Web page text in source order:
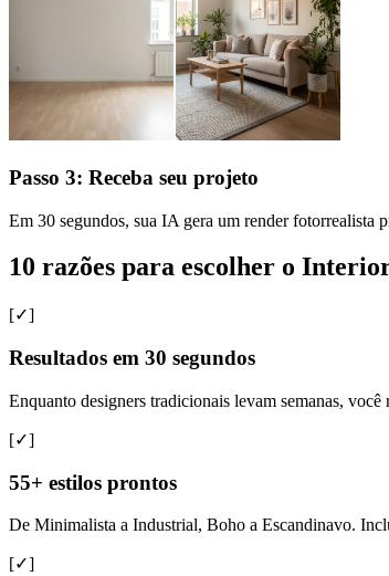
Passo 3: Receba seu projeto
Em 30 segundos, sua IA gera um render fotorrealista
10 razões para escolher o
[✓]
Resultados em 30 segundos
Enquanto designers tradicionais levam semanas,
[✓]
55+ estilos prontos
De Minimalista a Industrial, Boho a Escandinavo.
[✓]